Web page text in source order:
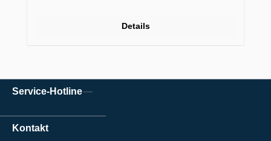
Details
Service-Hotline
Kontakt